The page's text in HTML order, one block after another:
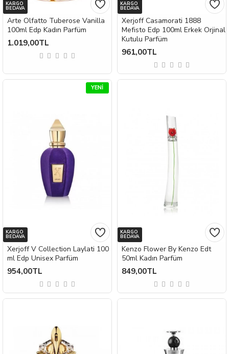
KARGO
BEDAVA
Arte Olfatto Tuberose Vanilla
100ml Edp Kadın Parfüm
1.019,00TL
KARGO
BEDAVA
Xerjoff Casamorati 1888
Mefisto Edp 100ml Erkek Orjinal
Kutulu Parfüm
961,00TL
YENI
KARGO
BEDAVA
Xerjoff V Collection Laylati 100
ml Edp Unisex Parfüm
954,00TL
KARGO
BEDAVA
Kenzo Flower By Kenzo Edt
50ml Kadın Parfüm
849,00TL